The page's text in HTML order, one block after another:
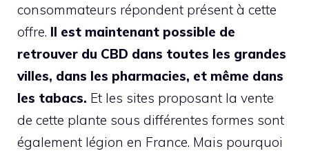
consommateurs répondent présent à cette
offre. Il est maintenant possible de
retrouver du CBD dans toutes les grandes
villes, dans les pharmacies, et même dans
les tabacs. Et les sites proposant la vente
de cette plante sous différentes formes sont
également légion en France. Mais pourquoi